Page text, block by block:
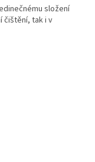
složení
čištění, tak i v